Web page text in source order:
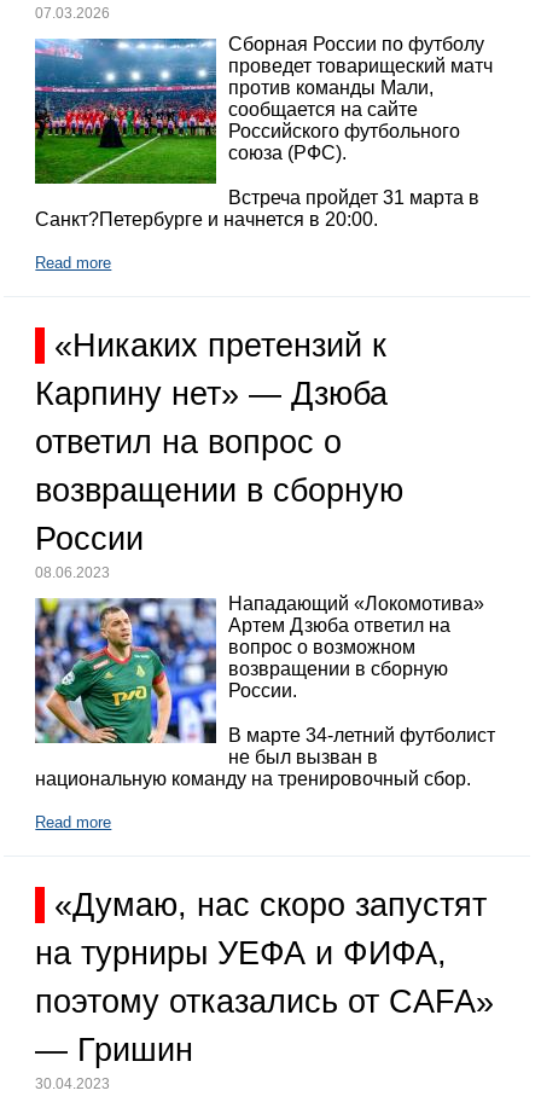
07.03.2026
Сборная России по футболу
проведет товарищеский матч
против команды Мали,
сообщается на сайте
Российского футбольного
союза (РФС).
Встреча пройдет 31 марта в
Санкт?Петербурге и начнется в 20:00.
Read more
«Никаких претензий к
Карпину нет» — Дзюба
ответил на вопрос о
возвращении в сборную
России
08.06.2023
Нападающий «Локомотива»
Артем Дзюба ответил на
вопрос о возможном
возвращении в сборную
России.
В марте 34-летний футболист
не был вызван в
национальную команду на тренировочный сбор.
Read more
«Думаю, нас скоро запустят
на турниры УЕФА и ФИФА,
поэтому отказались от CAFA»
— Гришин
30.04.2023